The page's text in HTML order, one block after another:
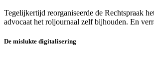
Tegelijkertijd reorganiseerde de Rechtspraak
advocaat het roljournaal zelf bijhouden. En
De mislukte digitalisering